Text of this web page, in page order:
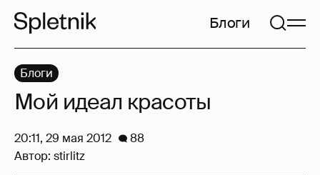
Блоги
Блоги
Мой идеал красоты
20:11, 29 мая 2012
88
Автор: stirlitz